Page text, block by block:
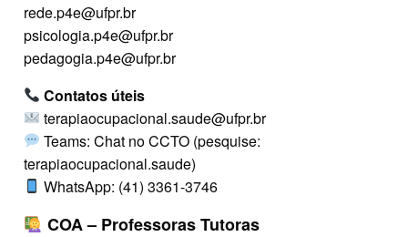
rede.p4e@ufpr.br
psicologia.p4e@ufpr.br
pedagogia.p4e@ufpr.br
Contatos úteis
terapiaocupacional.saude@ufpr.br
Teams: Chat no CCTO (pesquise:
terapiaocupacional.saude)
WhatsApp: (41) 3361-3746
COA – Professoras Tutoras